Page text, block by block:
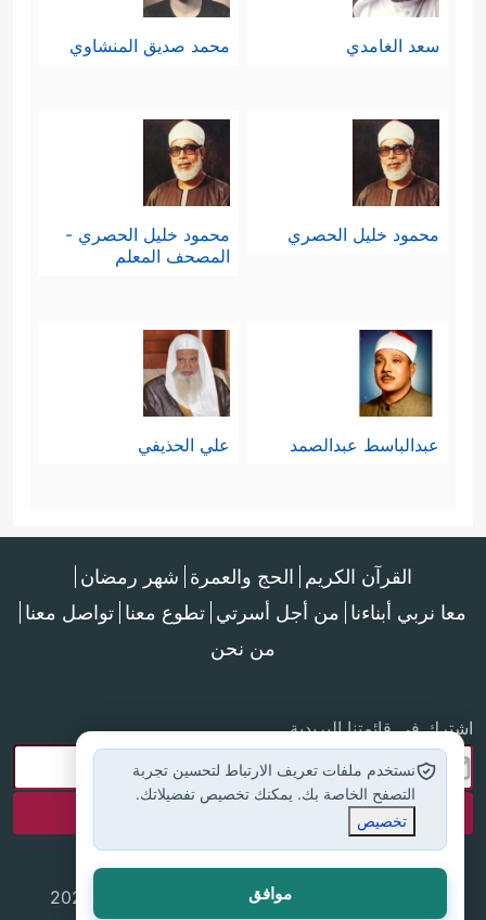
سعد الغامدي محمد صديق المنشاوي
محمود خليل الحصري
محمود خليل الحصري -
المصحف المعلم
عبدالباسط عبدالصمد علي الحذيفي
القرآن الكريم الحج والعمرة شهر رمضان
معا نربي أبناءنا من أجل أسرتي تطوع معنا تواصل معنا
من نحن
اشترك في قائمتنا البريدية
جميع الحقوق محفوظة لموقع إسلام أون لاين © 2025
نستخدم ملفات تعريف الارتباط لتحسين تجربة
التصفح الخاصة بك. يمكنك تخصيص تفضيلاتك.
تخصيص
موافق